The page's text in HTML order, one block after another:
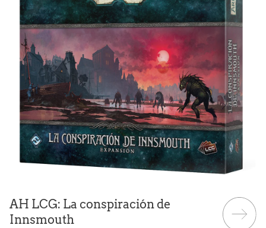
AH LCG: La conspiración de
Innsmouth